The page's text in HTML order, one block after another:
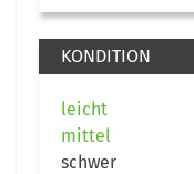
KONDITION
leicht
mittel
schwer